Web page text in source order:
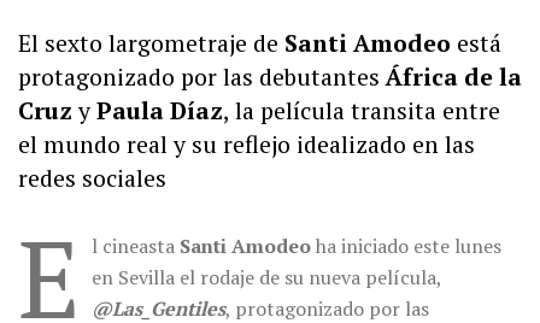
El sexto largometraje de Santi Amodeo está
protagonizado por las debutantesÁfrica de la
CruzyPaula Díaz, la película transita entre
el mundo real y su reflejo idealizado en las
redes sociales
E l cineasta Santi Amodeoha iniciado este lunes
en Sevilla el rodaje de su nueva película,
@Las_Gentiles, protagonizado por las